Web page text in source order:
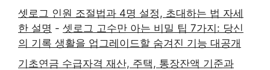
셋로그 인원 조절법과 4명 설정, 초대하는 법 자세
한 설명 - 셋로그 고수만 아는 비밀 팁 7가지: 당신
의 기록 생활을 업그레이드할 숨겨진 기능 대공개
기초연금 수급자격 재산, 주택, 통장잔액 기준과